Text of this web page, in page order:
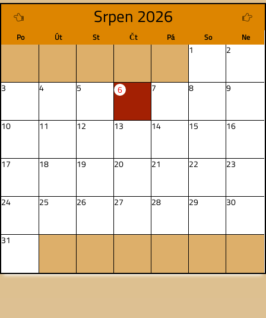
Srpen 2026
Po Út St Čt Pá So Ne
1 2
3 4 5 6 7 8 9
10 11 12 13 14 15 16
17 18 19 20 21 22 23
24 25 26 27 28 29 30
31